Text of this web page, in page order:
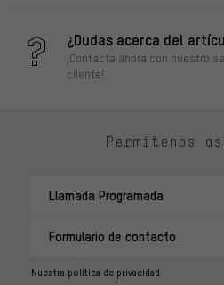
¿Dudas acerca del
¡Contacta ahora con nuestro
cliente!
Permítenos
Llamada Programada
Formulario de contacto
Nuestra política de privacidad